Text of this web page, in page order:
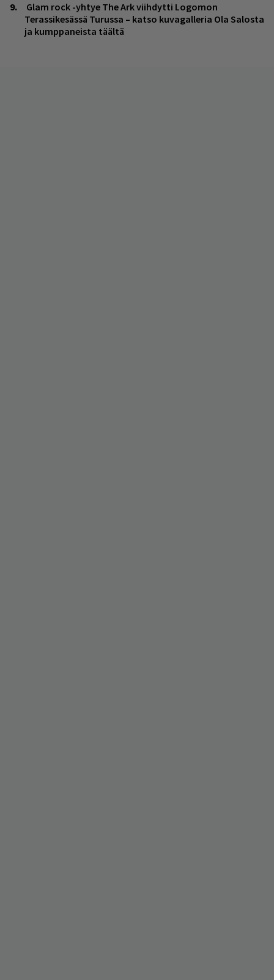
Glam rock -yhtye The Ark viihdytti Logomon
Terassikesässä Turussa – katso kuvagalleria Ola Salosta
ja kumppaneista täältä